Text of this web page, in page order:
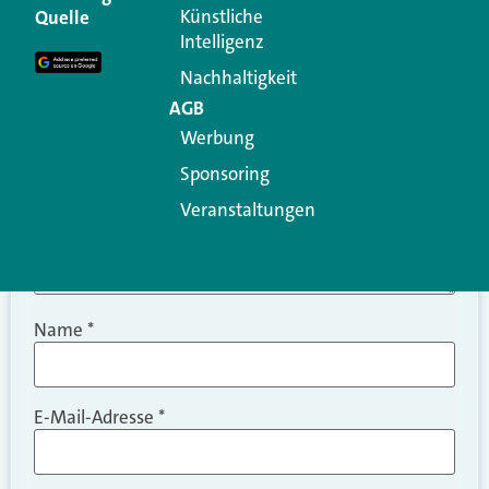
Erforderliche Felder sind mit
Kommentar
Name *
E-Mail-Adresse *
Quelle
Künstliche
Intelligenz
Nachhaltigkeit
AGB
Werbung
Sponsoring
Veranstaltungen